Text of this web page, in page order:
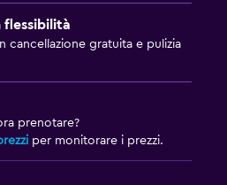
flessibilità
cancellazione gratuita e pulizia
prenotare?
per monitorare i prezzi.